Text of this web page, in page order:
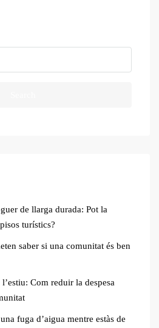
de llarga durada: Pot la
turístics?
saber si una comunitat és ben
Com reduir la despesa
fuga d’aigua mentre estàs de